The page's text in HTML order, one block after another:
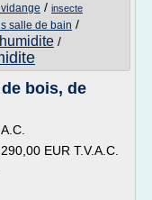
/ insecte
salle de bain /
/
bois, de
EUR T.V.A.C.